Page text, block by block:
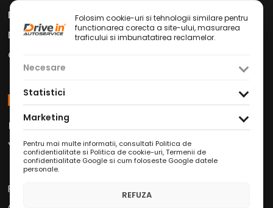
Drive in Car Wash
Drive in Cafe
Contact
Social Media
Facebook Instagram
Youtube/WhatsApp/LinkedIn
Politica de Confidențialitate
Folosim cookie-uri si tehnologii similare pentru
functionarea corecta a site-ului, masurarea
traficului si imbunatatirea reclamelor.
Necesare
Statistici
Marketing
Pentru mai multe informatii, consultati Politica de
confidentialitate si Politica de cookie-uri,Termenii de
confidentialitate Google si cum foloseste Google datele
personale.
REFUZA